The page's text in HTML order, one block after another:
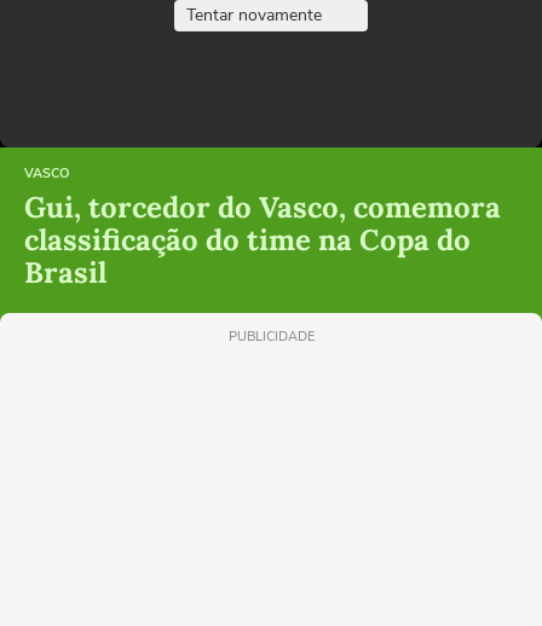
Tentar novamente
VASCO
Gui, torcedor do Vasco, comemora
classificação do time na Copa do
Brasil
PUBLICIDADE